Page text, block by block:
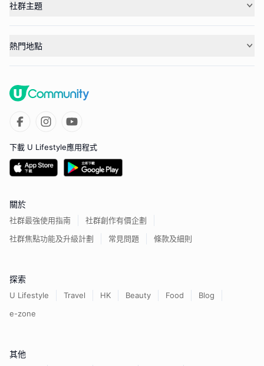
社群主題
熱門地點
下載 U Lifestyle應用程式
關於
社群最強使用指南
社群創作有價企劃
社群焦點功能及升級計劃
常見問題 條款及細則
探索
U Lifestyle Travel HK Beauty Food
Blog
e-zone
其他